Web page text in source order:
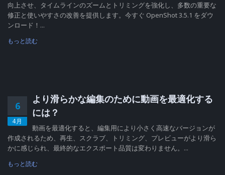
向上させ、タイムラインのズームとトリミングを強化し、多数の重要な
修正と使いやすさの改善を提供します。今すぐ OpenShot 3.5.1 をダウ
ンロード！...
もっと読む
6
4月
より滑らかな編集のために動画を最適化する
には？
動画を最適化すると、編集用により小さく高速なバージョンが
作成されるため、再生、スクラブ、トリミング、プレビューがより滑ら
かに感じられ、最終的なエクスポート品質は変わりません。...
もっと読む